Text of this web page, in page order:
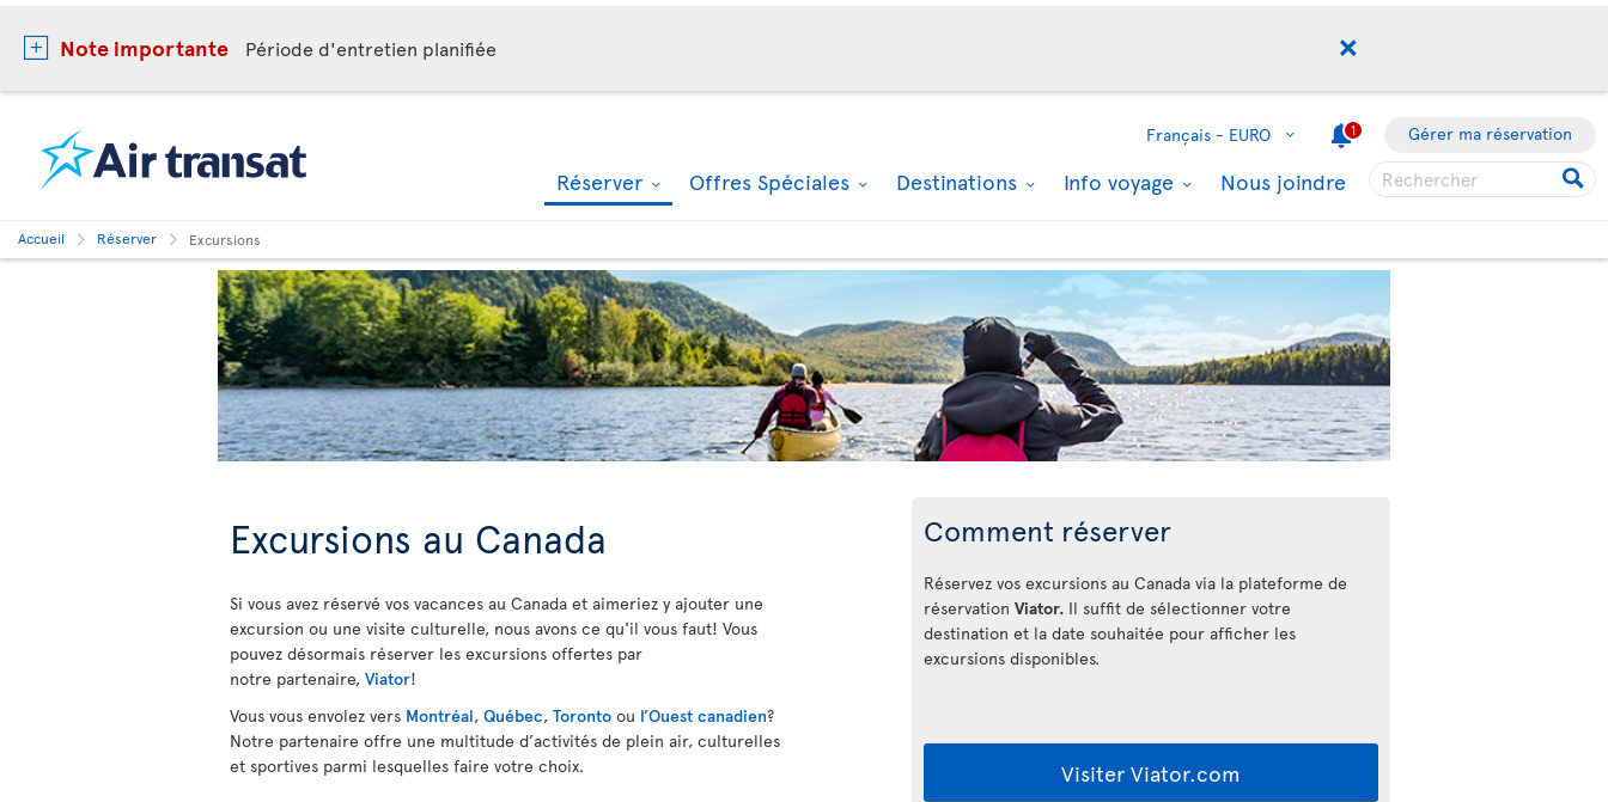
Note importante Période d'entretien planifiée
Français - EURO 1 Gérer ma réservation
Réserver Offres Spéciales Destinations Info voyage Nous joindre
Accueil Réserver Excursions
Excursions au Canada
Si vous avez réservé vos vacances au Canada et aimeriez y ajouter une
excursion ou une visite culturelle, nous avons ce qu'il vous faut! Vous
pouvez désormais réserver les excursions offertes par
notre partenaire, Viator!
Vous vous envolez vers Montréal, Québec, Toronto ou l’Ouest canadien?
Notre partenaire offre une multitude d’activités de plein air, culturelles
et sportives parmi lesquelles faire votre choix.
Comment réserver
Réservez vos excursions au Canada via la plateforme de
réservation Viator. Il suffit de sélectionner votre
destination et la date souhaitée pour afficher les
excursions disponibles.
Visiter Viator.com